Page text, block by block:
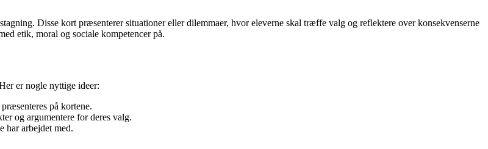
Disse kort præsenterer situationer eller dilemmaer, hvor eleverne skal træffe valg og reflektere over konsekvenserne
etik, moral og sociale kompetencer på.
er nogle nyttige ideer:
på kortene.
og argumentere for deres valg.
har arbejdet med.